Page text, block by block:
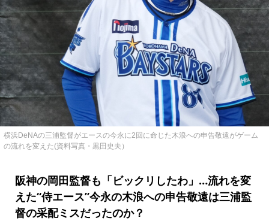
横浜DeNAの三浦監督がエースの今永に2回に命じた木浪への申告敬遠がゲーム
の流れを変えた(資料写真・黒田史夫）
阪神の岡田監督も「ビックリしたわ」…流れを変
えた“侍エース”今永の木浪への申告敬遠は三浦監
督の采配ミスだったのか？